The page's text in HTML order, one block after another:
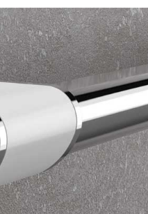
ONYX II